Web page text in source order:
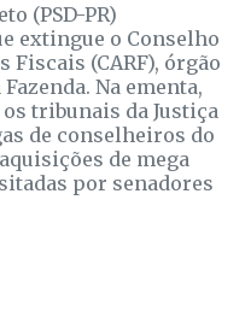
(PSD-PR)
extingue o Conselho
(CARF), órgão
Na ementa,
tribunais da Justiça
de conselheiros do
de mega
por senadores